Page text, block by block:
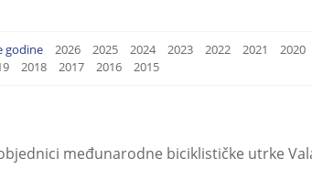
godine 2026 2025 2024 2023 2022 2021
2020
2018 2017 2016 2015
međunarodne biciklističke utrke